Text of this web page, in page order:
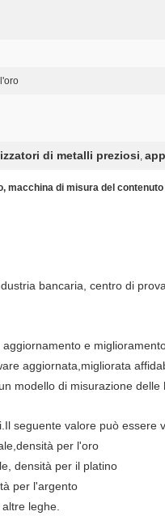
di metalli preziosi,
macchina di misura del
bancaria, centro di
e
aggiornata,migliorata
modello di misurazione delle
seguente valore può
per l'oro
densità per il platino
per l'argento
leghe.